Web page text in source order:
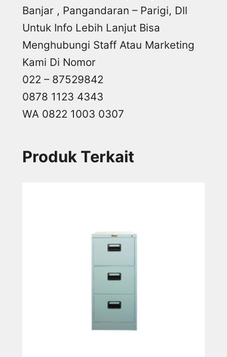
Banjar , Pangandaran – Parigi, Dll
Untuk Info Lebih Lanjut Bisa
Menghubungi Staff Atau Marketing
Kami Di Nomor
022 – 87529842
0878 1123 4343
WA 0822 1003 0307
Produk Terkait